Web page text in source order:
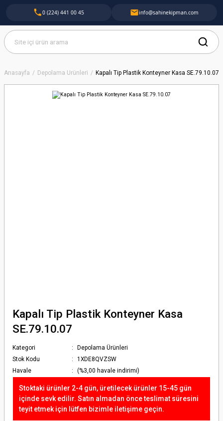
Anasayfa Depolama Ürünleri Kapalı Tip Plastik Konteyner Kasa SE.79.10.07
Kapalı Tip Plastik Konteyner Kasa
SE.79.10.07
Kategori
Depolama Ürünleri
Stok Kodu
1XDE8QVZSW
Havale
(%3,00 havale indirimi)
Stoktaki ürünler 2-4 gün, üretilecek ürünler 15-45 gün
içinde sevk edilir. Satın almadan önce teslimat süresini
teyit etmek için lütfen bizimle iletişime geçin.
0 (224) 441 00 45 info@sahinekipman.com